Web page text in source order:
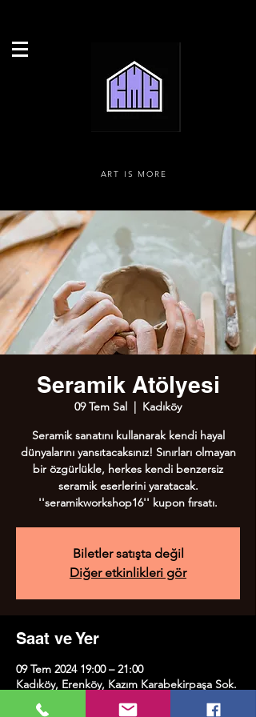
ART IS MORE
Seramik Atölyesi
09 Tem Sal
  |
Kadıköy
Seramik sanatını kullanarak kendi hayal
dünyalarını yansıtacaksınız! Sınırları olmayan
bir özgürlükle, herkes kendi benzersiz
seramik eserlerini yaratacak.
''seramikworkshop16'' kupon fırsatı.
Biletler satışta değil
Diğer etkinlikleri gör
Saat ve Yer
09 Tem 2024 19:00 – 21:00
Kadıköy, Erenköy, Kazım Karabekirpaşa Sok.
No:8, 34738 Kadıköy/İstanbul, Türkiye